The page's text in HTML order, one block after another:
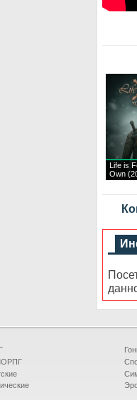
Life is
Own